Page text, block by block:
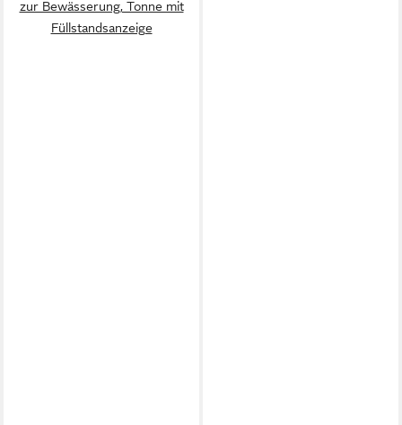
zur Bewässerung, Tonne mit
Füllstandsanzeige